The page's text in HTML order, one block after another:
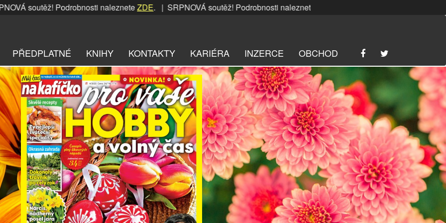
Podrobnosti naleznete ZDE. | SRPNOVÁ soutěž! Podrobnosti naleznete ZDE. | SRPNOVÁ soutěž! Podrobnosti
PŘEDPLATNÉ KNIHY KONTAKTY KARIÉRA INZERCE OBCHOD